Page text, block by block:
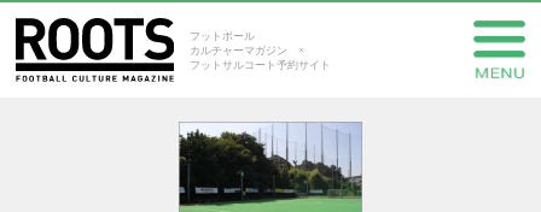
フットボール
カルチャーマガジン ×
フットサルコート予約サイト